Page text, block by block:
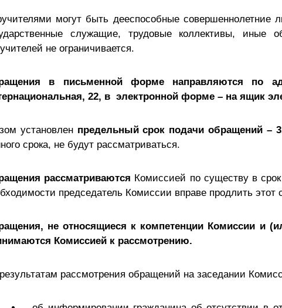
могут быть дееспособные совершеннолетние
служащие, трудовые коллективы, иные
не ограничивается.
в письменной форме направляются по
22, в электронной форме – на ящик
установлен предельный срок подачи обращений –
срока, не будут рассматриваться.
рассматриваются Комиссией по существу в срок
председатель Комиссии вправе продлить этот
не относящиеся к компетенции Комиссии и
Комиссией к рассмотрению.
рассмотрения обращений на заседании